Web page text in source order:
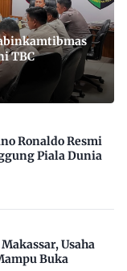
TBC
Ronaldo Resmi
Piala Dunia
Usaha
Buka